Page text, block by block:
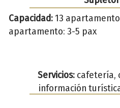
Capacidad:13
apartamento: 3-5 pax
Servicios: cafetería,
información